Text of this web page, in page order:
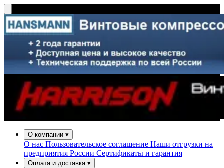
О компании ▾
О нас Пользовательское соглашение Наши отгрузки на
предприятия России Сертификаты и гарантия
Оплата и доставка ▾